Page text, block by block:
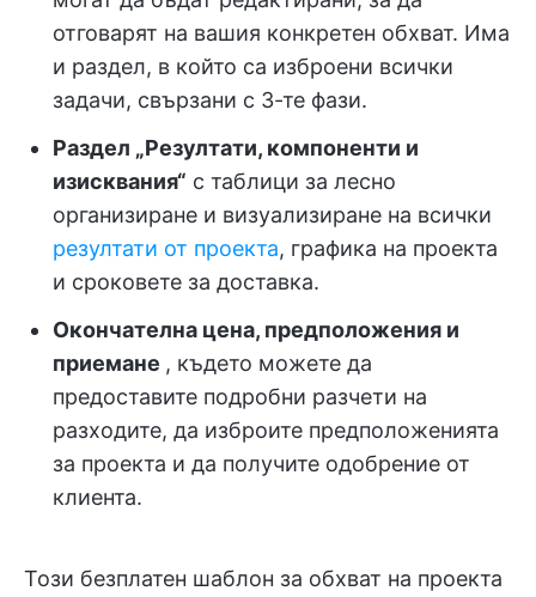
отговарят на вашия конкретен обхват. Има
и раздел, в който са изброени всички
задачи, свързани с 3-те фази.
Раздел „Резултати, компоненти и
изисквания“ с таблици за лесно
организиране и визуализиране на всички
резултати от проекта, графика на проекта
и сроковете за доставка.
Окончателна цена, предположения и
приемане , където можете да
предоставите подробни разчети на
разходите, да изброите предположенията
за проекта и да получите одобрение от
клиента.
Този безплатен шаблон за обхват на проекта